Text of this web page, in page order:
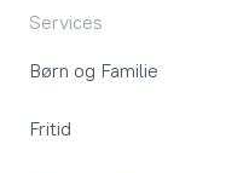
Services
Børn og Familie
Fritid